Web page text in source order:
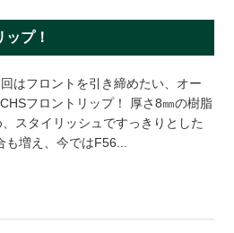
プ！
はフロントを引き締めたい、オー
フロントリップ！ 厚さ8㎜の樹脂
スタイリッシュですっきりとした
も増え、今ではF56...